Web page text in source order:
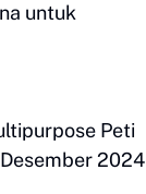
untuk
Peti
2024